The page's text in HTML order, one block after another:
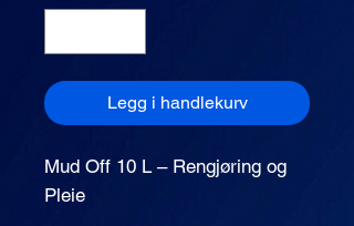
Legg i handlekurv
Mud Off 10 L – Rengjøring og
Pleie